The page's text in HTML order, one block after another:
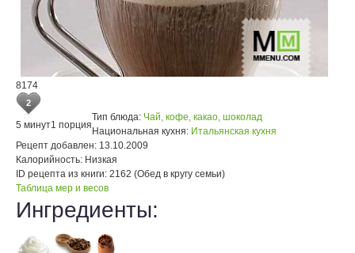
8174
2
5 минут1 порция
Тип блюда: Чай, кофе, какао, шоколад
Национальная кухня: Итальянская кухня
Рецепт добавлен: 13.10.2009
Калорийность: Низкая
ID рецепта из книги: 2162 (Обед в кругу семьи)
Таблица мер и весов
Ингредиенты: